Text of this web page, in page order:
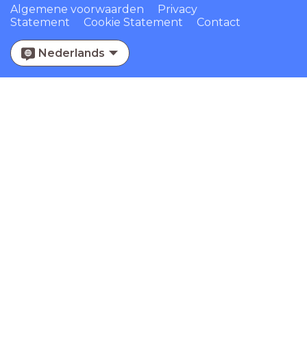
Algemene voorwaarden
Privacy
Statement
Cookie Statement Contact
Nederlands